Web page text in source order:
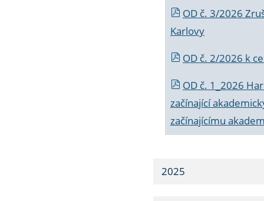
OD č. 3/2026
Karlovy
OD č. 2/2026 k
OD č. 1_2026
začínající
začínajícímu
2025